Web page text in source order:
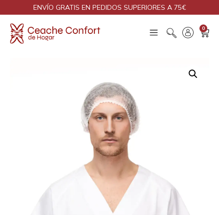
ENVÍO GRATIS EN PEDIDOS SUPERIORES A 75€
0